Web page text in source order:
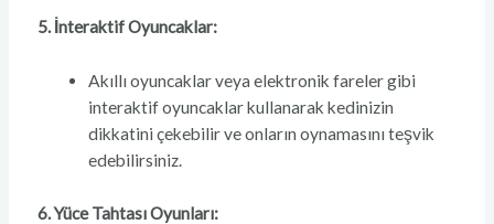
5. İnteraktif Oyuncaklar:
Akıllı oyuncaklar veya elektronik fareler gibi
interaktif oyuncaklar kullanarak kedinizin
dikkatini çekebilir ve onların oynamasını teşvik
edebilirsiniz.
6. Yüce Tahtası Oyunları: